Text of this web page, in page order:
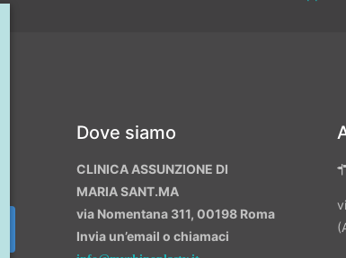
Dove siamo
CLINICA ASSUNZIONE DI
MARIA SANT.MA
via Nomentana 311, 00198 Roma
Invia un’email o chiamaci